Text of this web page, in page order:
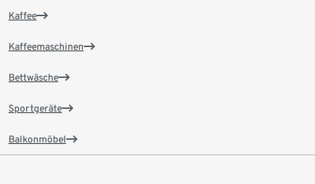
Kaffee
Kaffeemaschinen
Bettwäsche
Sportgeräte
Balkonmöbel